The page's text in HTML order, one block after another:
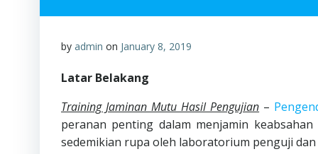
by admin on January 8, 2019
Latar Belakang
Training Jaminan Mutu Hasil Pengujian –
peranan penting dalam menjamin
sedemikian rupa oleh laboratorium penguji dan